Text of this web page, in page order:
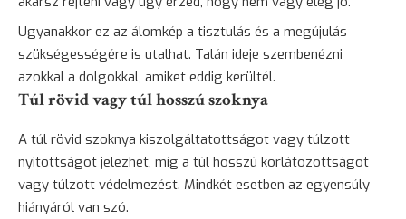
Ugyanakkor ez az álomkép a tisztulás és a megújulás
szükségességére is utalhat. Talán ideje szembenézni
azokkal a dolgokkal, amiket eddig kerültél.
Túl rövid vagy túl hosszú szoknya
A túl rövid szoknya kiszolgáltatottságot vagy túlzott
nyitottságot jelezhet, míg a túl hosszú korlátozottságot
vagy túlzott védelmezést. Mindkét esetben az egyensúly
hiányáról van szó.